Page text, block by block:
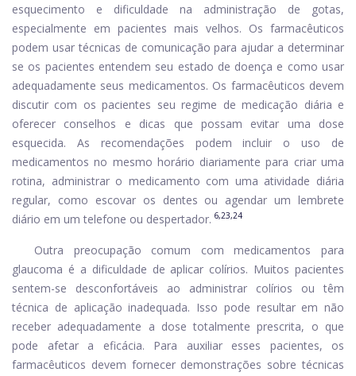
esquecimento e dificuldade na administração de gotas,
especialmente em pacientes mais velhos. Os farmacêuticos
podem usar técnicas de comunicação para ajudar a determinar
se os pacientes entendem seu estado de doença e como usar
adequadamente seus medicamentos. Os farmacêuticos devem
discutir com os pacientes seu regime de medicação diária e
oferecer conselhos e dicas que possam evitar uma dose
esquecida. As recomendações podem incluir o uso de
medicamentos no mesmo horário diariamente para criar uma
rotina, administrar o medicamento com uma atividade diária
regular, como escovar os dentes ou agendar um lembrete
diário em um telefone ou despertador. 6,23,24
Outra preocupação comum com medicamentos para
glaucoma é a dificuldade de aplicar colírios. Muitos pacientes
sentem-se desconfortáveis ​​ao administrar colírios ou têm
técnica de aplicação inadequada. Isso pode resultar em não
receber adequadamente a dose totalmente prescrita, o que
pode afetar a eficácia. Para auxiliar esses pacientes, os
farmacêuticos devem fornecer demonstrações sobre técnicas